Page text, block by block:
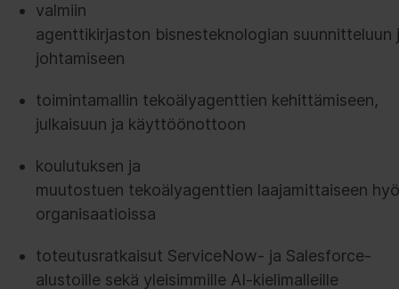
valmiin
agenttikirjaston bisnesteknologian suunnitteluun
johtamiseen
toimintamallin tekoälyagenttien kehittämiseen,
julkaisuun ja käyttöönottoon
koulutuksen ja
muutostuen tekoälyagenttien laajamittaiseen
organisaatioissa
toteutusratkaisut ServiceNow- ja Salesforce-
alustoille sekä yleisimmille AI-kielimalleille